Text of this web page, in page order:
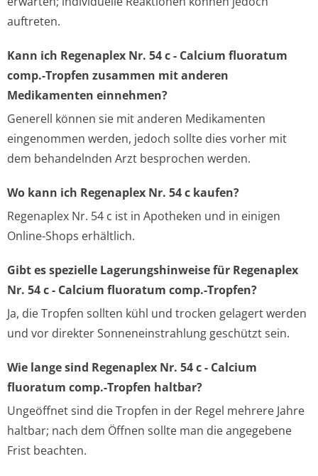
auftreten.
Kann ich Regenaplex Nr. 54 c - Calcium fluoratum
comp.-Tropfen zusammen mit anderen
Medikamenten einnehmen?
Generell können sie mit anderen Medikamenten
eingenommen werden, jedoch sollte dies vorher mit
dem behandelnden Arzt besprochen werden.
Wo kann ich Regenaplex Nr. 54 c kaufen?
Regenaplex Nr. 54 c ist in Apotheken und in einigen
Online-Shops erhältlich.
Gibt es spezielle Lagerungshinweise für Regenaplex
Nr. 54 c - Calcium fluoratum comp.-Tropfen?
Ja, die Tropfen sollten kühl und trocken gelagert werden
und vor direkter Sonneneinstrahlung geschützt sein.
Wie lange sind Regenaplex Nr. 54 c - Calcium
fluoratum comp.-Tropfen haltbar?
Ungeöffnet sind die Tropfen in der Regel mehrere Jahre
haltbar; nach dem Öffnen sollte man die angegebene
Frist beachten.